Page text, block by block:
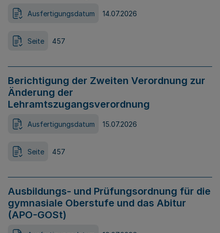
Ausfertigungsdatum 14.07.2026
Seite 457
Berichtigung der Zweiten Verordnung zur
Änderung der
Lehramtszugangsverordnung
Ausfertigungsdatum 15.07.2026
Seite 457
Ausbildungs- und Prüfungsordnung für die
gymnasiale Oberstufe und das Abitur
(APO-GOSt)